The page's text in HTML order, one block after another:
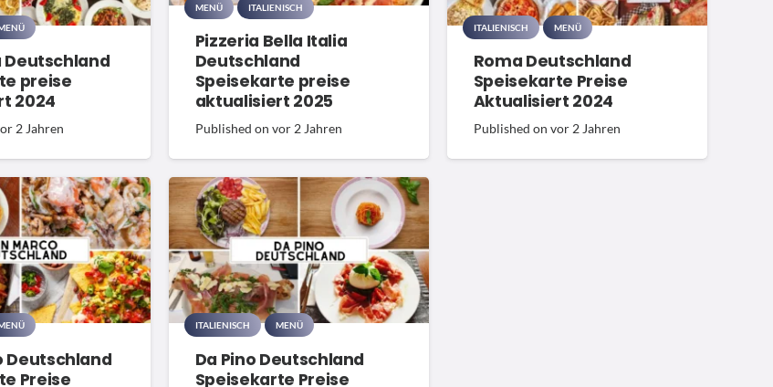
MENÜ ITALIENISCH
Pizzeria Bella Italia
Deutschland
Speisekarte preise
aktualisiert 2025
Published on vor 2 Jahren
Deutschland
preise
2024
2 Jahren
ITALIENISCH MENÜ
Roma Deutschland
Speisekarte Preise
Aktualisiert 2024
Published on vor 2 Jahren
Deutschland
Preise
ITALIENISCH MENÜ
Da Pino Deutschland
Speisekarte Preise